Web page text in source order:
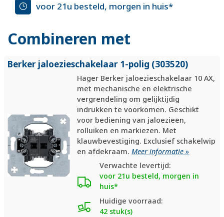
voor 21u besteld, morgen in huis*
Combineren met
Berker jaloezieschakelaar 1-polig (303520)
Hager Berker jaloezieschakelaar 10 AX,
met mechanische en elektrische
vergrendeling om gelijktijdig
indrukken te voorkomen. Geschikt
voor bediening van jaloezieën,
rolluiken en markiezen. Met
klauwbevestiging. Exclusief schakelwip
en afdekraam.Meer informatie »
Verwachte levertijd:
voor 21u besteld, morgen in
huis*
Huidige voorraad:
42 stuk(s)